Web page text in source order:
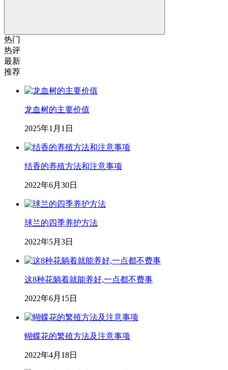
热门
热评
最新
推荐
龙血树的主要价值
2025年1月1日
结香的养殖方法和注意事项
2022年6月30日
球兰的四季养护方法
2022年5月3日
这8种花躺着就能养好,一点都不费事
2022年6月15日
蝴蝶花的繁殖方法及注意事项
2022年4月18日